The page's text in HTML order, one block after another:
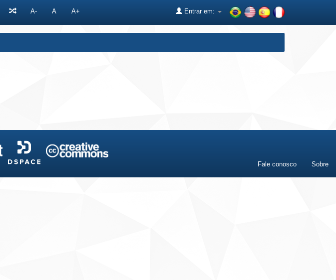
A- A A+ Entrar em:
Fale conosco Sobre